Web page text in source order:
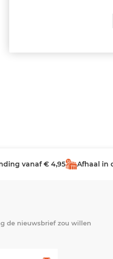
vanaf € 4,95 Afhaal in
de nieuwsbrief zou willen